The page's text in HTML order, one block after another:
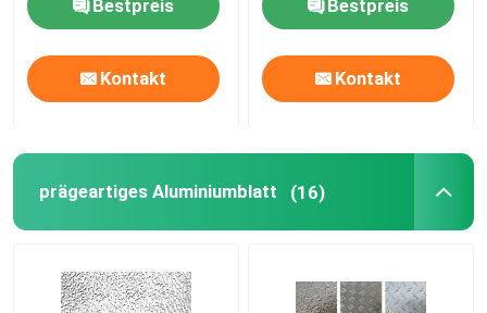
Bestpreis
Kontakt
Bestpreis
Kontakt
prägeartiges Aluminiumblatt (16)